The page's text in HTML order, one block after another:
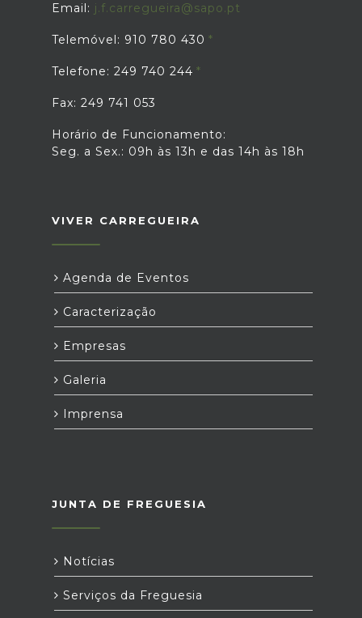
Email: j.f.carregueira@sapo.pt
Telemóvel: 910 780 430
Telefone: 249 740 244
Fax: 249 741 053
Horário de Funcionamento:
Seg. a Sex.: 09h às 13h e das 14h às 18h
VIVER CARREGUEIRA
Agenda de Eventos
Caracterização
Empresas
Galeria
Imprensa
JUNTA DE FREGUESIA
Notícias
Serviços da Freguesia